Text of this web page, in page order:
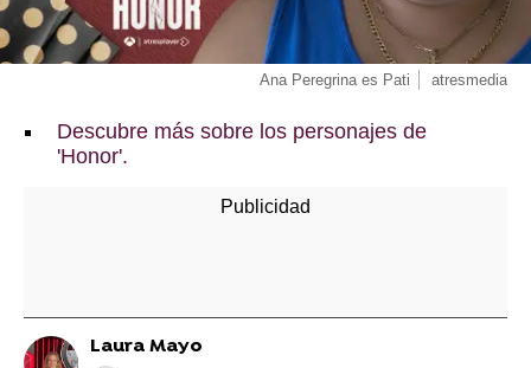
Ana Peregrina es Pati atresmedia
Descubre más sobre los personajes de
'Honor'.
Laura Mayo